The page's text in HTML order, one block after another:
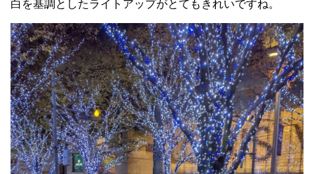
白を基調としたライトアップがとてもきれいですね。